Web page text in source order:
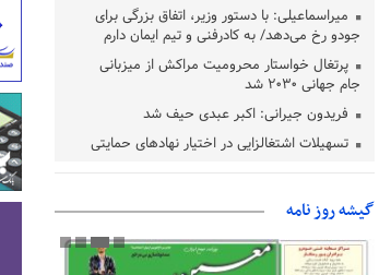
میراسماعیلی: با دستور وزیر، اتفاق بزرگی برای
جودو رخ می‌دهد/ به کادرفنی و تیم ایمان دارم
پرتغال خواستار محرومیت مراکش از میزبانی
جام جهانی ۲۰۳۰ شد
فریدون جیرانی: اکبر عبدی حیف شد
تسهیلات اشتغالزایی در اختیار نهادهای حمایتی
فدراسیون فوتبال با حضور قلعه‌نویی مشخص شد
دفتر رهبر انقلاب: مطالب خارج از مراجع رسمی
فاقد سندیت است
گیشه روز نامه